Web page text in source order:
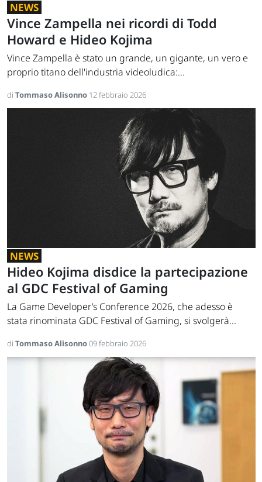
NEWS
Vince Zampella nei ricordi di Todd
Howard e Hideo Kojima
Vince Zampella è stato un grande, un gigante, un vero e
proprio titano dell'industria videoludica:...
di Tommaso Alisonno 12 febbraio 2026
NEWS
Hideo Kojima disdice la partecipazione
al GDC Festival of Gaming
La Game Developer’s Conference 2026, che adesso è
stata rinominata GDC Festival of Gaming, si svolgerà...
di Tommaso Alisonno09 febbraio 2026